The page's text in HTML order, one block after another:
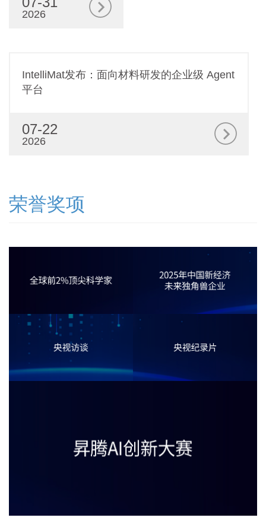
2026
IntelliMat发布：面向材料研发的企业级 Agent
平台
07-22
2026
荣誉奖项